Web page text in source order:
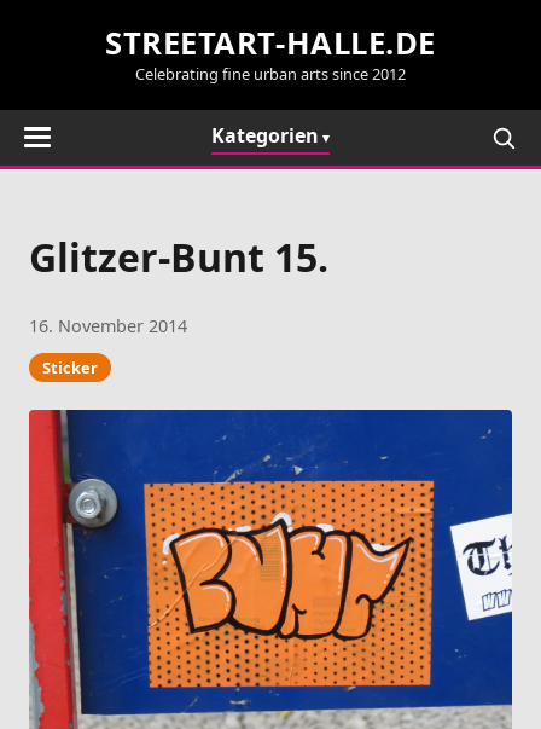
STREETART-HALLE.DE
Celebrating fine urban arts since 2012
Kategorien
Glitzer-Bunt 15.
16. November 2014
Sticker